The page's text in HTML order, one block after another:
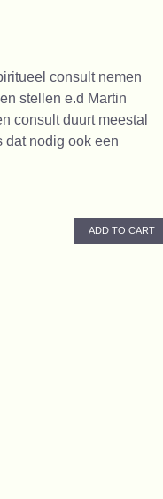
consult nemen
stellen e.d Martin
consult duurt meestal
dat nodig ook een
ADD TO CART